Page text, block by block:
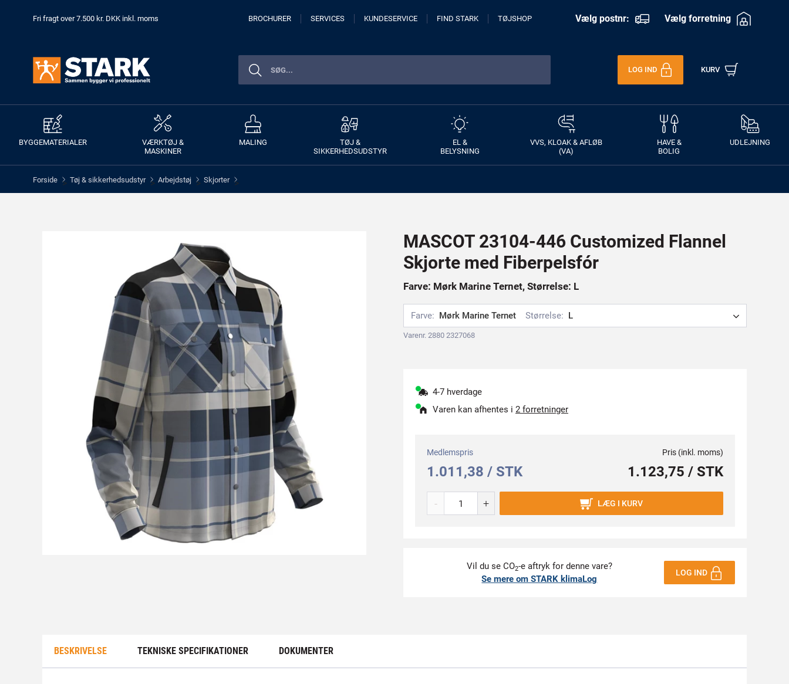
Fri fragt over 7.500 kr. DKK inkl. moms BROCHURER SERVICES KUNDESERVICE FIND STARK TØJSHOP Vælg postnr: Vælg forretning
LOG IND KURV
BYGGEMATERIALER
VÆRKTØJ &
MASKINER
MALING
TØJ &
SIKKERHEDSUDSTYR
EL &
BELYSNING
VVS, KLOAK & AFLØB
(VA)
HAVE &
BOLIG
UDLEJNING
Forside > Tøj & sikkerhedsudstyr > Arbejdstøj > Skjorter >
MASCOT 23104-446 Customized Flannel
Skjorte med Fiberpelsfór
Farve: Mørk Marine Ternet, Størrelse: L
Farve: Mørk Marine Ternet Størrelse: L
Varenr. 2880 2327068
4-7 hverdage
Varen kan afhentes i 2 forretninger
Medlemspris
1.011,38 / STK
Pris (inkl. moms)
1.123,75 / STK
- + LÆG I KURV
Vil du se CO2-e aftryk for denne vare?
Se mere om STARK klimaLog
LOG IND
BESKRIVELSE TEKNISKE SPECIFIKATIONER DOKUMENTER